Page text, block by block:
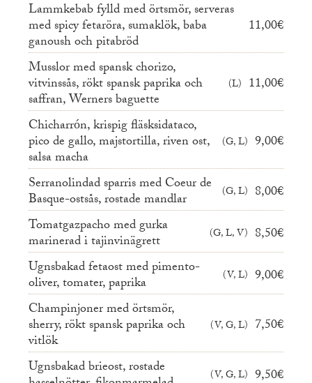
Lammkebab fylld med örtsmör, serveras
med spicy fetaröra, sumaklök, baba
ganoush och pitabröd
11,00€
Musslor med spansk chorizo,
vitvinssås, rökt spansk paprika och
saffran, Werners baguette
L
11,00€
Chicharrón, krispig fläsksidataco,
pico de gallo, majstortilla, riven ost,
salsa macha
G, L
9,00€
Serranolindad sparris med Coeur de
Basque-ostsås, rostade mandlar G, L
8,00€
Tomatgazpacho med gurka
marinerad i tajinvinägrett G, L, V
8,50€
Ugnsbakad fetaost med pimento-
oliver, tomater, paprika V, L
9,00€
Champinjoner med örtsmör,
sherry, rökt spansk paprika och
vitlök
V, G, L
7,50€
Ugnsbakad brieost, rostade
V, G, L 9,50€